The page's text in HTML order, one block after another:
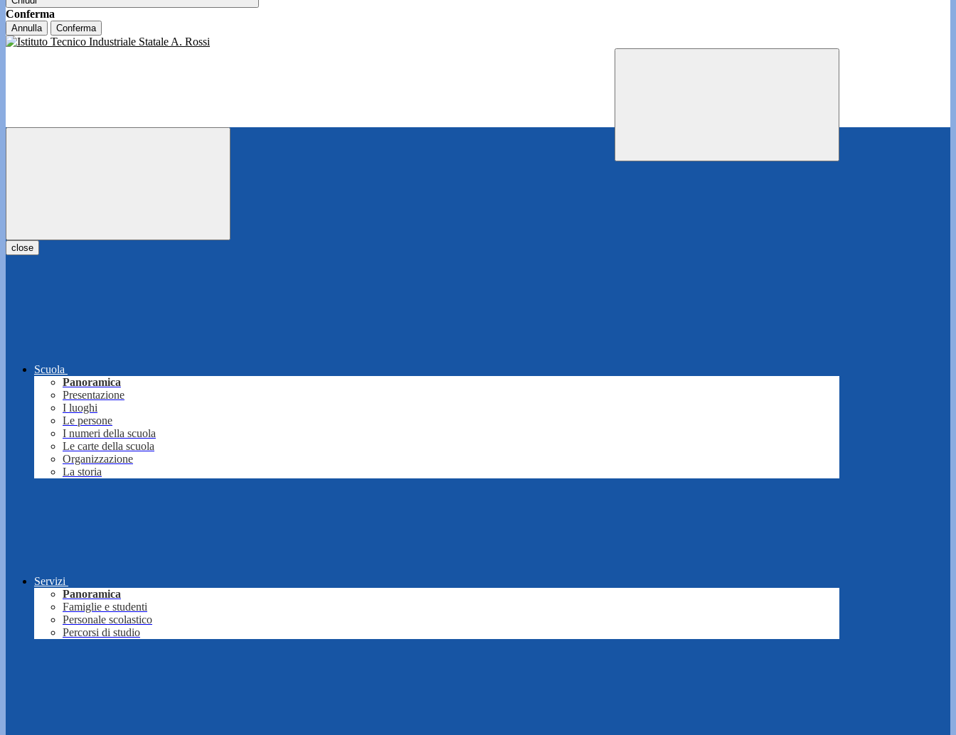
Conferma
Annulla Conferma
close
Scuola
Panoramica
Presentazione
I luoghi
Le persone
I numeri della scuola
Le carte della scuola
Organizzazione
La storia
Servizi
Panoramica
Famiglie e studenti
Personale scolastico
Percorsi di studio